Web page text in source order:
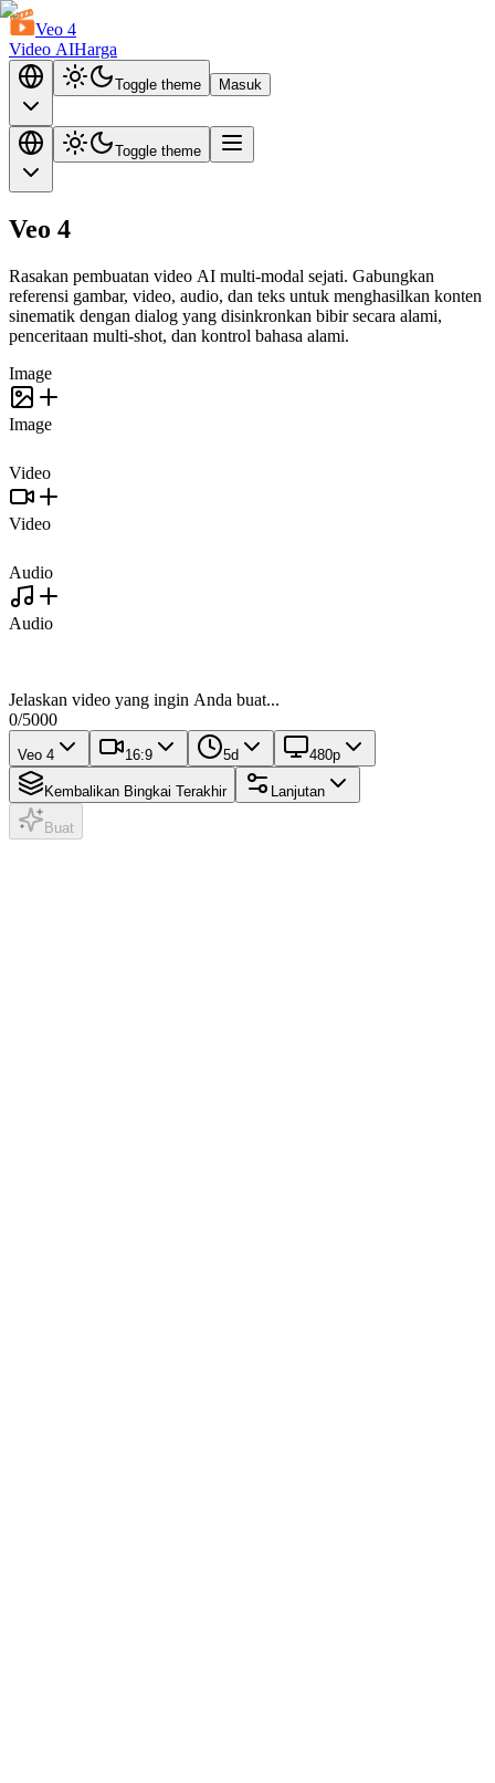
Veo 4
Video AIHarga
Toggle theme Masuk
Toggle theme
Veo 4
Rasakan pembuatan video AI multi-modal sejati. Gabungkan
referensi gambar, video, audio, dan teks untuk menghasilkan konten
sinematik dengan dialog yang disinkronkan bibir secara alami,
penceritaan multi-shot, dan kontrol bahasa alami.
Image
Image
Video
Video
Audio
Audio
Jelaskan video yang ingin Anda buat...
0/5000
Veo 4 16:9 5d 480p
Kembalikan Bingkai Terakhir Lanjutan
Buat